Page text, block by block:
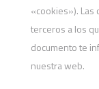
«cookies»).
terceros a los
documento te
nuestra web.